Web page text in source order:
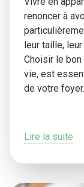
renoncer à
leur taille,
Choisir le
vie, est
de votre foyer.
Lire la suite